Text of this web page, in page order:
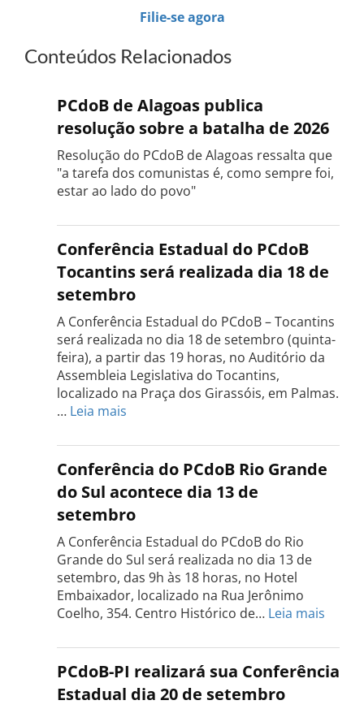
Filie-se agora
Conteúdos Relacionados
PCdoB de Alagoas publica
resolução sobre a batalha de 2026
Resolução do PCdoB de Alagoas ressalta que
"a tarefa dos comunistas é, como sempre foi,
estar ao lado do povo"
Conferência Estadual do PCdoB
Tocantins será realizada dia 18 de
setembro
A Conferência Estadual do PCdoB – Tocantins
será realizada no dia 18 de setembro (quinta-
feira), a partir das 19 horas, no Auditório da
Assembleia Legislativa do Tocantins,
localizado na Praça dos Girassóis, em Palmas.
… Leia mais
Estadual
do
PCdoB
Tocantins
será
realizada
dia
18
de
setembro
Conferência do PCdoB Rio Grande
do Sul acontece dia 13 de
setembro
A Conferência Estadual do PCdoB do Rio
Grande do Sul será realizada no dia 13 de
setembro, das 9h às 18 horas, no Hotel
Embaixador, localizado na Rua Jerônimo
Coelho, 354. Centro Histórico de… Leia mais
do
PCdoB
Rio
PCdoB-PI realizará sua Conferência
Estadual dia 20 de setembro